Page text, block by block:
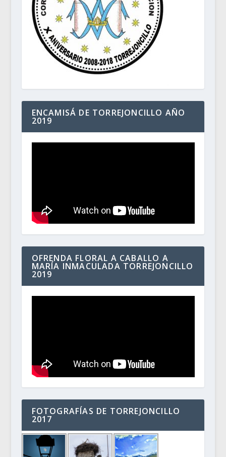
ENCAMISÁ DE TORREJONCILLO AÑO
2019
OFRENDA FLORAL A CABALLO A
MARÍA INMACULADA TORREJONCILLO
2019
FOTOGRAFÍAS DE TORREJONCILLO
2017